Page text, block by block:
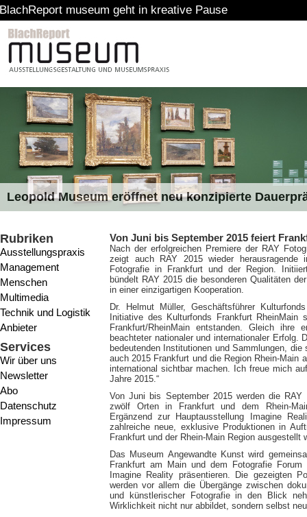
museum geht in kreative Pause
Leopold Museum eröffnet neu konzipierte
Rubriken
Ausstellungspraxis
Management
Menschen
Multimedia
Technik und Logistik
Anbieter
Services
Wir über uns
Newsletter
Abo
Datenschutz
Impressum
Von Juni bis September 2015 feiert
Nach der erfolgreichen Premiere der RAY
zeigt auch RAY 2015 wieder herausragende
Fotografie in Frankfurt und der Region.
bündelt RAY 2015 die besonderen Qualitäten
in einer einzigartigen Kooperation.
Dr. Helmut Müller, Geschäftsführer
Initiative des Kulturfonds Frankfurt
Frankfurt/RheinMain entstanden. Gleich
beachteter nationaler und internationaler Erfolg.
bedeutenden Institutionen und Sammlungen,
auch 2015 Frankfurt und die Region Rhein-Main
international sichtbar machen. Ich freue mich
Jahre 2015.“
Von Juni bis September 2015 werden die RAY
zwölf Orten in Frankfurt und dem Rhein-
Ergänzend zur Hauptausstellung Imagine
zahlreiche neue, exklusive Produktionen in
Frankfurt und der Rhein-Main Region ausgestellt
Das Museum Angewandte Kunst wird
Frankfurt am Main und dem Fotografie
Imagine Reality präsentieren. Die gezeigten
werden vor allem die Übergänge zwischen
und künstlerischer Fotografie in den Blick
Wirklichkeit nicht nur abbildet, sondern selbst